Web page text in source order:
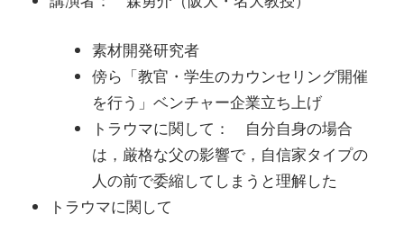
素材開発研究者
傍ら「教官・学生のカウンセリング開催
を行う」ベンチャー企業立ち上げ
トラウマに関して： 自分自身の場合
は，厳格な父の影響で，自信家タイプの
人の前で委縮してしまうと理解した
トラウマに関して